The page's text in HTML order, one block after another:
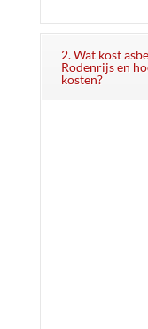
2. Wat kost
Rodenrijs en
kosten?